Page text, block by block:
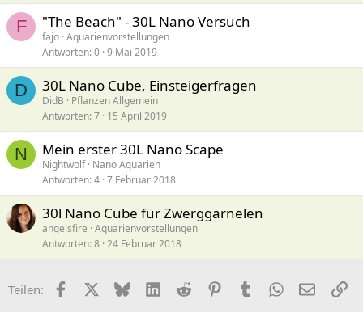
F "The Beach" - 30L Nano Versuch
fajo Aquarienvorstellungen
Antworten 0 9 Mai 2019
D 30L Nano Cube, Einsteigerfragen
DidB
Pflanzen Allgemein
Antworten 7 15 April 2019
N Mein erster 30L Nano Scape
Nightwolf Nano Aquarien
Antworten 4 7 Februar 2018
30l Nano Cube für Zwerggarnelen
angelsfire Aquarienvorstellungen
Antworten 8 24 Februar 2018
Teilen: FacebookX (Twitter)
BlueskyLinkedIn
Reddit PinterestTumblr WhatsApp
E-Mail